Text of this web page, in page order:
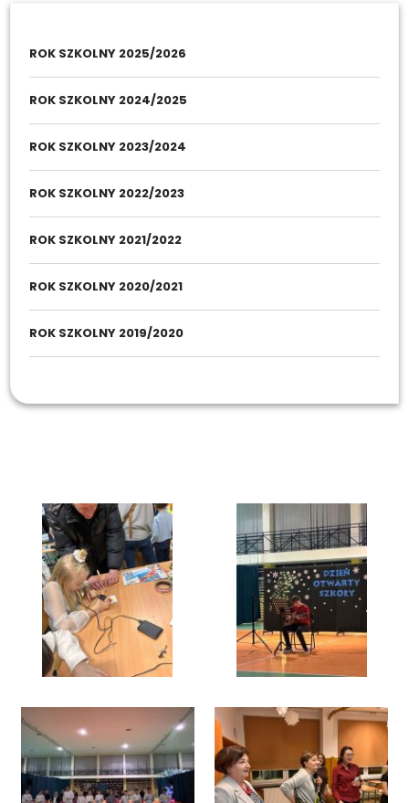
ROK SZKOLNY 2025/2026
ROK SZKOLNY 2024/2025
ROK SZKOLNY 2023/2024
ROK SZKOLNY 2022/2023
ROK SZKOLNY 2021/2022
ROK SZKOLNY 2020/2021
ROK SZKOLNY 2019/2020